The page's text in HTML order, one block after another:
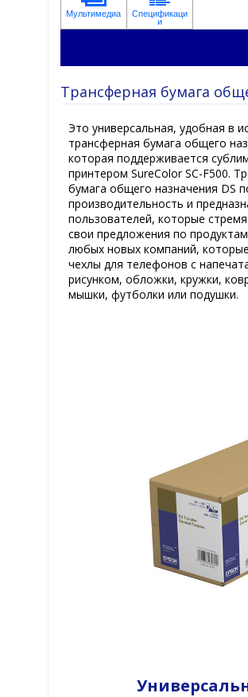
Трансферная бумага
Это универсальная, удобная в
трансферная бумага общего
которая поддерживается
принтером SureColor SC-F500.
бумага общего назначения DS
производительность и
пользователей, которые
свои предложения по
любых новых компаний,
чехлы для телефонов с
рисунком, обложки, кружки,
мышки, футболки или подушки.